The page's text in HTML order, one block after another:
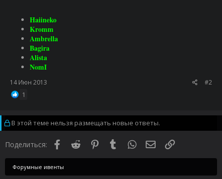
Haiineko
Kromm
Ambrella
Bagira
Alista
NomI
14 Июн 2013 #2
1
В этой теме нельзя размещать новые ответы.
Поделиться: Facebook
Reddit PinterestTumblrWhatsAppЭлектронная почта
Ссылка
Форумные ивенты